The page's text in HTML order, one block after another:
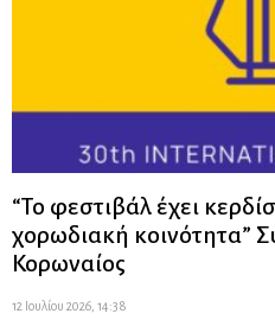
“Το φεστιβάλ έχει
χορωδιακή κοινότητα”
Κορωναίος
12 Ιουλίου 2026, 14:38